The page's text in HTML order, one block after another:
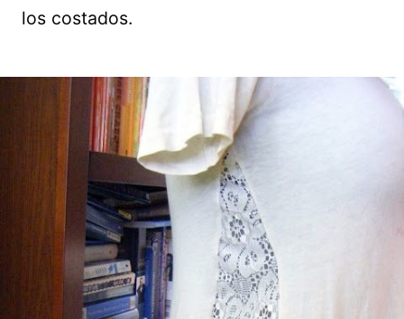
los costados.